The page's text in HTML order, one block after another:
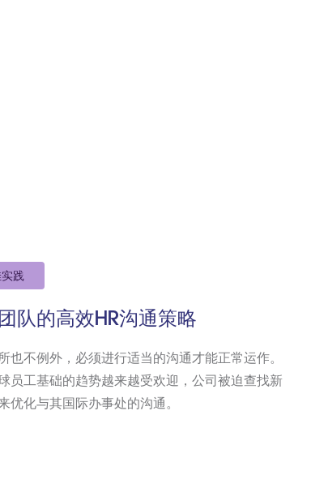
践
队的高效HR沟通策略
也不例外，必须进行适当的沟通才能正常运作。
员工基础的趋势越来越受欢迎，公司被迫查找新
优化与其国际办事处的沟通。